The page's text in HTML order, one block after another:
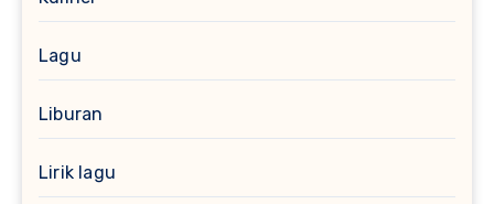
Lagu
Liburan
Lirik lagu